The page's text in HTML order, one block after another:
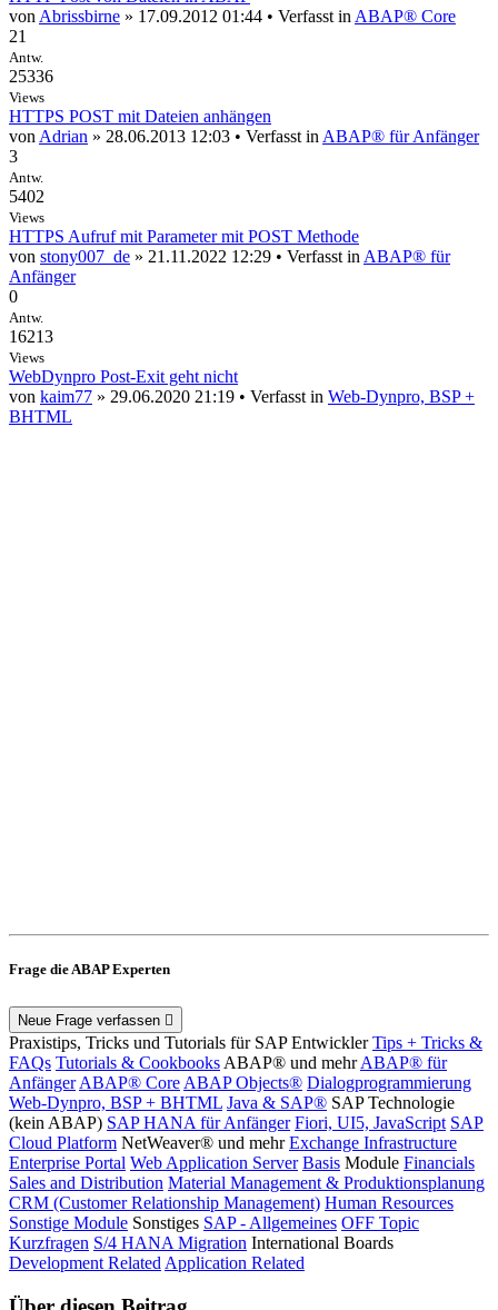
von Abrissbirne » 17.09.2012 01:44 • Verfasst in ABAP® Core
21
Antw.
25336
Views
HTTPS POST mit Dateien anhängen
von Adrian » 28.06.2013 12:03 • Verfasst in ABAP® für Anfänger
3
Antw.
5402
Views
HTTPS Aufruf mit Parameter mit POST Methode
von stony007_de » 21.11.2022 12:29 • Verfasst in ABAP® für
Anfänger
0
Antw.
16213
Views
WebDynpro Post-Exit geht nicht
von kaim77 » 29.06.2020 21:19 • Verfasst in Web-Dynpro, BSP +
BHTML
Frage die ABAP Experten
Neue Frage verfassen
Praxistips, Tricks und Tutorials für SAP Entwickler Tips + Tricks &
FAQs Tutorials & Cookbooks ABAP® und mehr ABAP® für
Anfänger ABAP® Core ABAP Objects® Dialogprogrammierung
Web-Dynpro, BSP + BHTML Java & SAP® SAP Technologie
(kein ABAP) SAP HANA für Anfänger Fiori, UI5, JavaScript SAP
Cloud Platform NetWeaver® und mehr Exchange Infrastructure
Enterprise Portal Web Application Server Basis Module Financials
Sales and Distribution Material Management & Produktionsplanung
CRM (Customer Relationship Management) Human Resources
Sonstige Module Sonstiges SAP - Allgemeines OFF Topic
Kurzfragen S/4 HANA Migration International Boards
Development Related Application Related